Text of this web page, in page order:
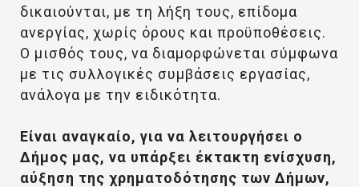
δικαιούνται, με τη λήξη τους, επίδομα
ανεργίας, χωρίς όρους και προϋποθέσεις.
Ο μισθός τους, να διαμορφώνεται σύμφωνα
με τις συλλογικές συμβάσεις εργασίας,
ανάλογα με την ειδικότητα.
Είναι αναγκαίο, για να λειτουργήσει ο
Δήμος μας, να υπάρξει έκτακτη ενίσχυση,
αύξηση της χρηματοδότησης των Δήμων,